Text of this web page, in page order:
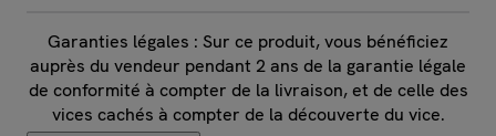
Garanties légales : Sur ce produit, vous bénéficiez
auprès du vendeur pendant 2 ans de la garantie légale
de conformité à compter de la livraison, et de celle des
vices cachés à compter de la découverte du vice.